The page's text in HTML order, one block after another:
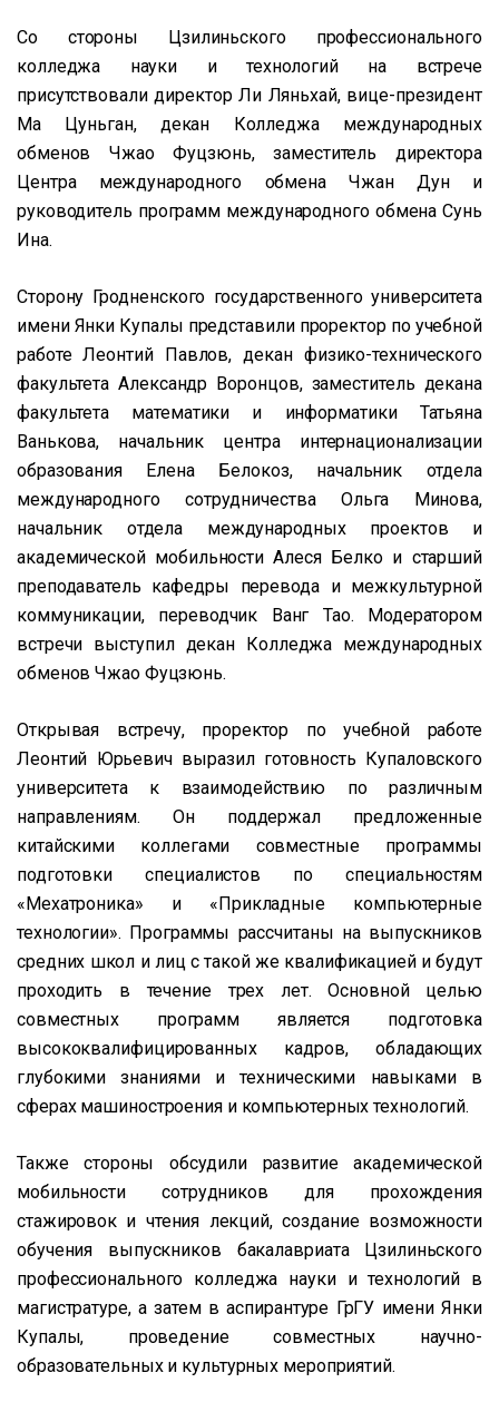
Со стороны Цзилиньского профессионального
колледжа науки и технологий на встрече
присутствовали директор Ли Ляньхай, вице-президент
Ма Цуньган, декан Колледжа международных
обменов Чжао Фуцзюнь, заместитель директора
Центра международного обмена Чжан Дун и
руководитель программ международного обмена Сунь
Ина.
Сторону Гродненского государственного университета
имени Янки Купалы представили проректор по учебной
работе Леонтий Павлов, декан физико-технического
факультета Александр Воронцов, заместитель декана
факультета математики и информатики Татьяна
Ванькова, начальник центра интернационализации
образования Елена Белокоз, начальник отдела
международного сотрудничества Ольга Минова,
начальник отдела международных проектов и
академической мобильности Алеся Белко и старший
преподаватель кафедры перевода и межкультурной
коммуникации, переводчик Ванг Тао. Модератором
встречи выступил декан Колледжа международных
обменов Чжао Фуцзюнь.
Открывая встречу, проректор по учебной работе
Леонтий Юрьевич выразил готовность Купаловского
университета к взаимодействию по различным
направлениям. Он поддержал предложенные
китайскими коллегами совместные программы
подготовки специалистов по специальностям
«Мехатроника» и «Прикладные компьютерные
технологии». Программы рассчитаны на выпускников
средних школ и лиц с такой же квалификацией и будут
проходить в течение трех лет. Основной целью
совместных программ является подготовка
высококвалифицированных кадров, обладающих
глубокими знаниями и техническими навыками в
сферах машиностроения и компьютерных технологий.
Также стороны обсудили развитие академической
мобильности сотрудников для прохождения
стажировок и чтения лекций, создание возможности
обучения выпускников бакалавриата Цзилиньского
профессионального колледжа науки и технологий в
магистратуре, а затем в аспирантуре ГрГУ имени Янки
Купалы, проведение совместных научно-
образовательных и культурных мероприятий.